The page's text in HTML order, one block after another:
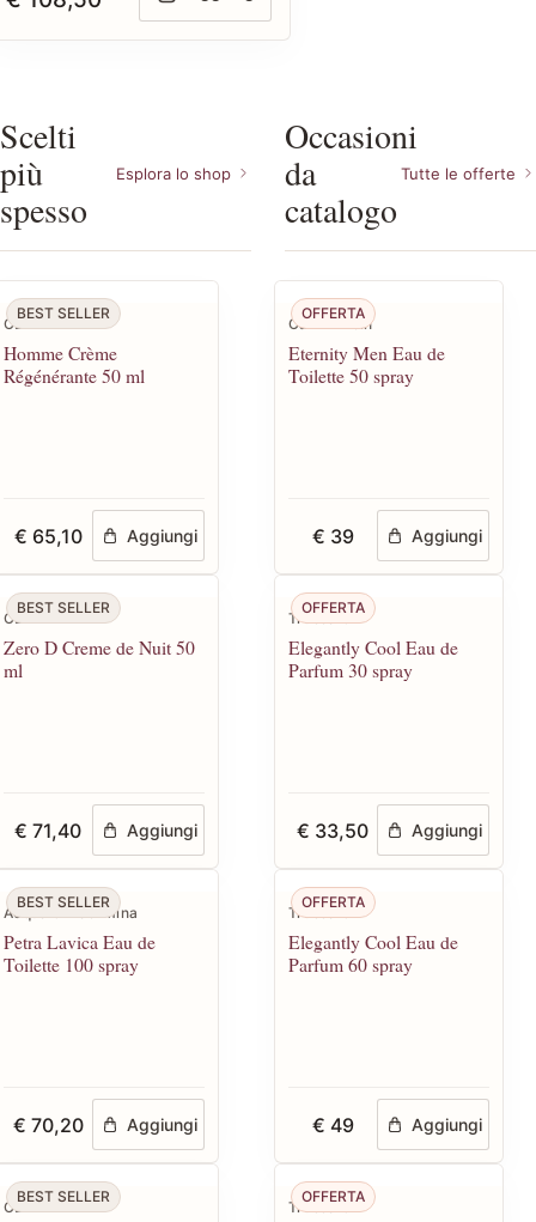
Scelti
più
spesso
Esplora lo shop
BEST SELLER
CBN
Homme Crème
Régénérante 50 ml
€ 65,10 Aggiungi
BEST SELLER
CBN
Zero D Creme de Nuit 50
ml
€ 71,40 Aggiungi
BEST SELLER
Acqua di Taormina
Petra Lavica Eau de
Toilette 100 spray
€ 70,20 Aggiungi
BEST SELLER
CBN
Occasioni
da
catalogo
Tutte le offerte
OFFERTA
Calvin Klein
Eternity Men Eau de
Toilette 50 spray
€ 39 Aggiungi
OFFERTA
Trussardi
Elegantly Cool Eau de
Parfum 30 spray
€ 33,50 Aggiungi
OFFERTA
Trussardi
Elegantly Cool Eau de
Parfum 60 spray
€ 49 Aggiungi
OFFERTA
Trussardi